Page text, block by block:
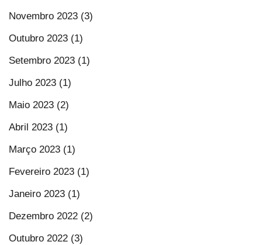
Novembro 2023 (3)
Outubro 2023 (1)
Setembro 2023 (1)
Julho 2023 (1)
Maio 2023 (2)
Abril 2023 (1)
Março 2023 (1)
Fevereiro 2023 (1)
Janeiro 2023 (1)
Dezembro 2022 (2)
Outubro 2022 (3)